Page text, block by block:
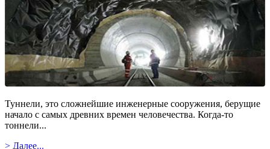
Туннели, это сложнейшие инженерные сооружения, берущие
начало с самых древних времен человечества. Когда-то
тоннели...
> Далее...